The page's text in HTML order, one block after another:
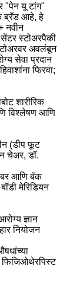
"पेन यू टांग"
ब्रँड आहे, हे
नवीन
स्टोअरपैकी
अवलंबून
सेवा प्रदान
फिरवा;
शारीरिक
विश्लेषण आणि
(डीप फूट
चेअर, डॉ.
आणि बॅक
मेरिडियन
ज्ञान
नियोजन
फिजिओथेरपिस्ट